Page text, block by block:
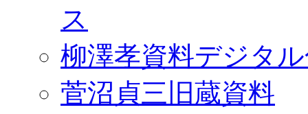
ス
柳澤孝資料デジタ
菅沼貞三旧蔵資料